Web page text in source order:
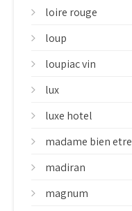
loire rouge
loup
loupiac vin
lux
luxe hotel
madame bien etre
madiran
magnum